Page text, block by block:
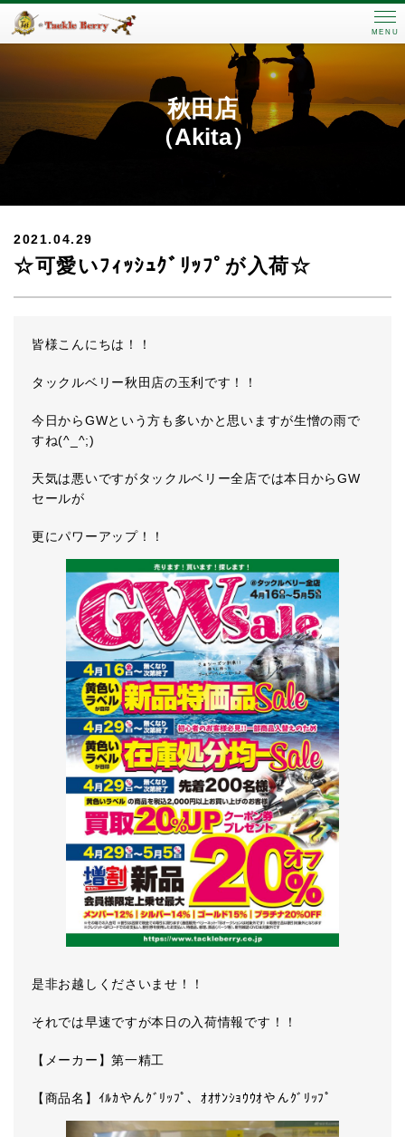
MENU
秋田店
（Akita）
2021.04.29
☆可愛いﾌｨｯｼｭｸﾞﾘｯﾌﾟが入荷☆
皆様こんにちは！！
タックルベリー秋田店の玉利です！！
今日からGWという方も多いかと思いますが生憎の雨で
すね(^_^;)
天気は悪いですがタックルベリー全店では本日からGW
セールが
更にパワーアップ！！
是非お越しくださいませ！！
それでは早速ですが本日の入荷情報です！！
【メーカー】第一精工
【商品名】ｲﾙｶやんｸﾞﾘｯﾌﾟ、ｵｵｻﾝｼｮｳｳｵやんｸﾞﾘｯﾌﾟ